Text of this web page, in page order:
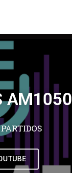
AM1050